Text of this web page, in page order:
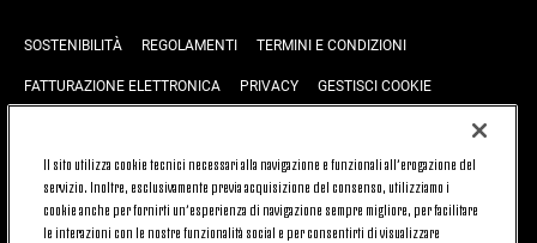
SOSTENIBILITÀ REGOLAMENTI TERMINI E CONDIZIONI
FATTURAZIONE ELETTRONICA PRIVACY GESTISCI COOKIE
TORNA SU
Il sito utilizza cookie tecnici necessari alla navigazione e funzionali all’erogazione del
servizio. Inoltre, esclusivamente previa acquisizione del consenso, utilizziamo i
cookie anche per fornirti un’esperienza di navigazione sempre migliore, per facilitare
le interazioni con le nostre funzionalità social e per consentirti di visualizzare